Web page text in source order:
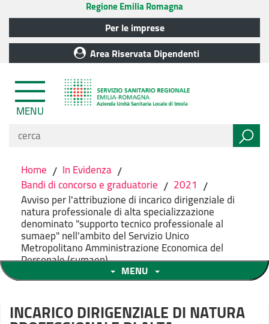
Regione Emilia Romagna
Per le imprese
Area Riservata Dipendenti
MENU
Home / In Evidenza /
Bandi di concorso e graduatorie / 2021 /
Avviso per l'attribuzione di incarico dirigenziale di
natura professionale di alta specializzazione
denominato "supporto tecnico professionale al
sumaep" nell'ambito del Servizio Unico
Metropolitano Amministrazione Economica del
Personale (sumaep).
MENU
INCARICO DIRIGENZIALE DI NATURA